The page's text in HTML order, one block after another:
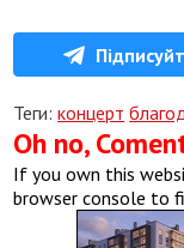
Теги:концерт
Oh no,
If you own this
browser console to